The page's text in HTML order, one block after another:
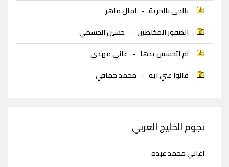
بالجي بالحرية - امال ماهر
الصقور المخلصين - حسين الجسمي
لم اتحسس يدها - غاني مهدي
قالوا عني ايه - محمد حماقي
نجوم الخليج العربي
اغاني محمد عبده